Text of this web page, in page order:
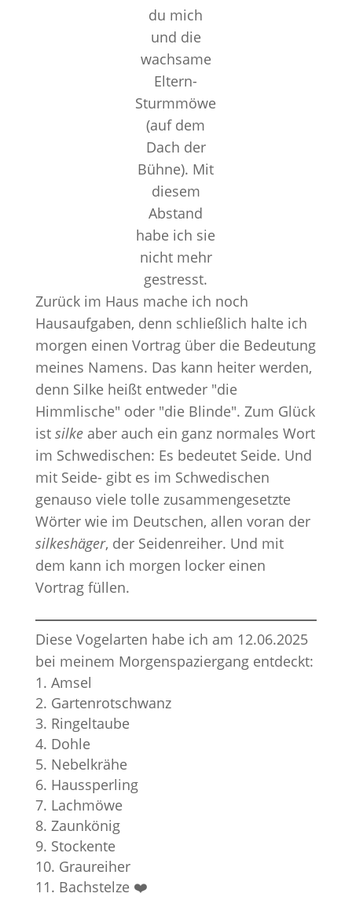
du mich
und die
wachsame
Eltern-
Sturmmöwe
(auf dem
Dach der
Bühne). Mit
diesem
Abstand
habe ich sie
nicht mehr
gestresst.
Zurück im Haus mache ich noch
Hausaufgaben, denn schließlich halte ich
morgen einen Vortrag über die Bedeutung
meines Namens. Das kann heiter werden,
denn Silke heißt entweder "die
Himmlische" oder "die Blinde". Zum Glück
ist silkeaber auch ein ganz normales Wort
im Schwedischen: Es bedeutet Seide. Und
mit Seide- gibt es im Schwedischen
genauso viele tolle zusammengesetzte
Wörter wie im Deutschen, allen voran der
silkeshäger, der Seidenreiher. Und mit
dem kann ich morgen locker einen
Vortrag füllen.
Diese Vogelarten habe ich am 12.06.2025
bei meinem Morgenspaziergang entdeckt:
Amsel
Gartenrotschwanz
Ringeltaube
Dohle
Nebelkrähe
Haussperling
Lachmöwe
Zaunkönig
Stockente
Graureiher
Bachstelze ❤️